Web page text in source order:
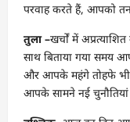
परवाह करते हैं, आपको
तुला –खर्चों में
साथ बिताया गया समय
और आपके महंगे तोहफे भी
आपके सामने नई